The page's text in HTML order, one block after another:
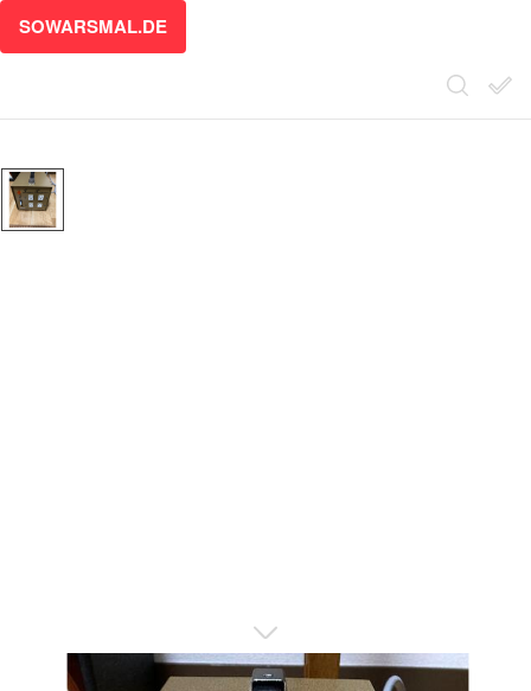
SOWARSMAL.DE